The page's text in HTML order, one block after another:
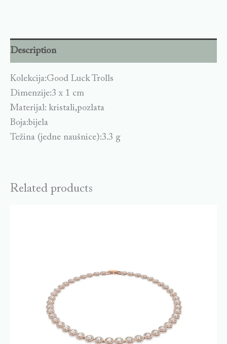
Description
Kolekcija:Good Luck Trolls
Dimenzije:3 x 1 cm
Materijal: kristali,pozlata
Boja:bijela
Težina (jedne naušnice):3.3 g
Related products